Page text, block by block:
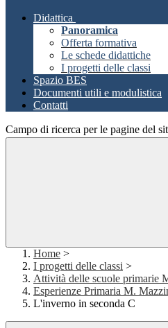
Didattica
Panoramica
Offerta formativa
Le schede didattiche
I progetti delle classi
Spazio BES
Documenti utili e modulistica
Contatti
Campo di ricerca per le pagine del
Home >
I progetti delle classi >
Attività delle scuole primarie
Esperienze Primaria M.
L'inverno in seconda C